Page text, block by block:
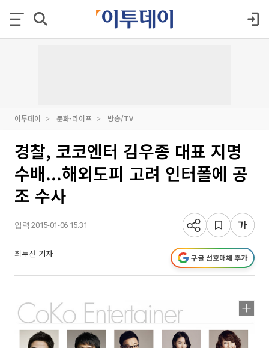
이투데이 문화·라이프 방송/TV
경찰, 코코엔터 김우종 대표 지명
수배...해외도피 고려 인터폴에 공
조 수사
입력 2015-01-06 15:31
최두선 기자 구글 선호매체 추가